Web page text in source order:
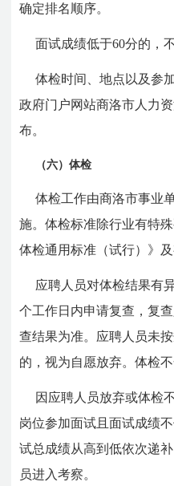
确定排名顺序。
面试成绩低于60分的，
体检时间、地点以及参
政府门户网站商洛市人力
布。
（六）体检
体检工作由商洛市事业
施。体检标准除行业有特
体检通用标准（试行）》及
应聘人员对体检结果有
个工作日内申请复查，复
查结果为准。应聘人员未
的，视为自愿放弃。体检
因应聘人员放弃或体检
岗位参加面试且面试成绩
试总成绩从高到低依次递
员进入考察。